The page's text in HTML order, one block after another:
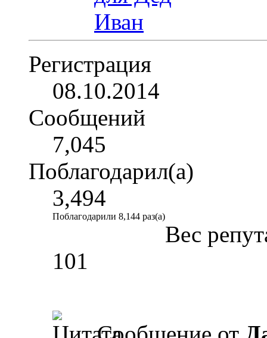
Регистрация
08.10.2014
Сообщений
7,045
Поблагодарил(а)
3,494
Поблагодарили 8,144 раз(а)
Вес
101